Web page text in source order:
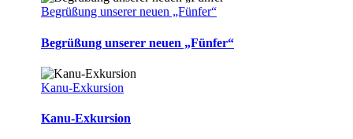
Begrüßung unserer neuen „Fünfer“
Begrüßung unserer neuen „Fünfer“
Kanu-Exkursion
Kanu-Exkursion